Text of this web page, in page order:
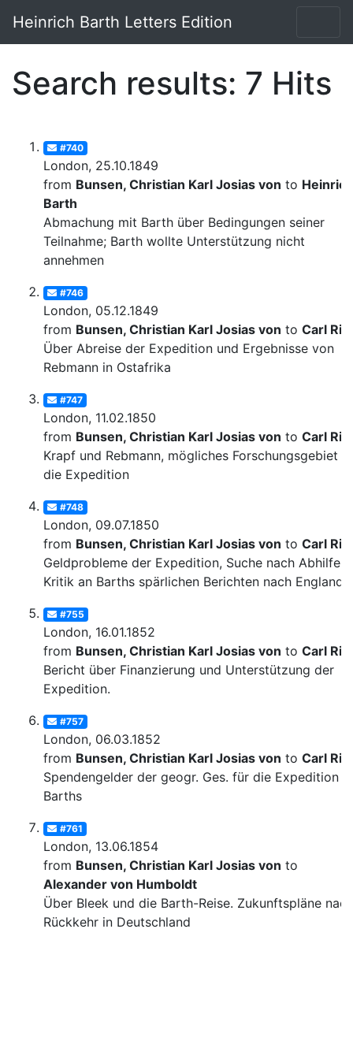
Heinrich Barth Letters Edition
Search results: 7 Hits
#740
London, 25.10.1849
from Bunsen, Christian Karl Josias von to Heinrich
Barth
Abmachung mit Barth über Bedingungen seiner
Teilnahme; Barth wollte Unterstützung nicht
annehmen
#746
London, 05.12.1849
from Bunsen, Christian Karl Josias von to Carl
Über Abreise der Expedition und Ergebnisse von
Rebmann in Ostafrika
#747
London, 11.02.1850
from Bunsen, Christian Karl Josias von to Carl
Krapf und Rebmann, mögliches Forschungsgebiet
die Expedition
#748
London, 09.07.1850
from Bunsen, Christian Karl Josias von to Carl
Geldprobleme der Expedition, Suche nach Abhilfe;
Kritik an Barths spärlichen Berichten nach England
#755
London, 16.01.1852
from Bunsen, Christian Karl Josias von to Carl
Bericht über Finanzierung und Unterstützung der
Expedition.
#757
London, 06.03.1852
from Bunsen, Christian Karl Josias von to Carl
Spendengelder der geogr. Ges. für die Expedition
Barths
#761
London, 13.06.1854
from Bunsen, Christian Karl Josias von to
Alexander von Humboldt
Über Bleek und die Barth-Reise. Zukunftspläne nach
Rückkehr in Deutschland